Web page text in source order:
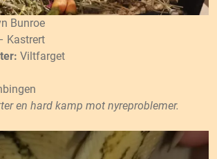
Bunroe
Kastrert
Viltfarget
en hard kamp mot nyreproblemer.